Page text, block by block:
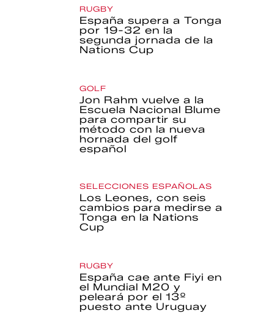
RUGBY
España supera a Tonga
por 19-32 en la
segunda jornada de la
Nations Cup
GOLF
Jon Rahm vuelve a la
Escuela Nacional Blume
para compartir su
método con la nueva
hornada del golf
español
SELECCIONES ESPAÑOLAS
Los Leones, con seis
cambios para medirse a
Tonga en la Nations
Cup
RUGBY
España cae ante Fiyi en
el Mundial M20 y
peleará por el 13º
puesto ante Uruguay